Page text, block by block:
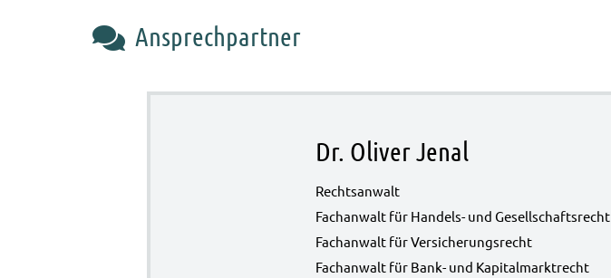
Ansprechpartner
Dr. Oliver Jenal
Rechts­an­walt
Fach­an­walt für Handels- und Gesell­schafts­recht
Fach­an­walt für Ver­si­che­rungs­recht
Fach­an­walt für Bank- und Kapi­tal­markt­recht